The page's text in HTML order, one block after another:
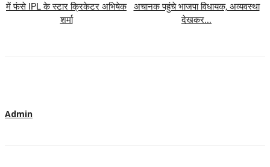
में फंसे IPL के स्टार क्रिकेटर अभिषेक
शर्मा
अचानक पहुंचे भाजपा विधायक, अव्यवस्था
देखकर...
Admin